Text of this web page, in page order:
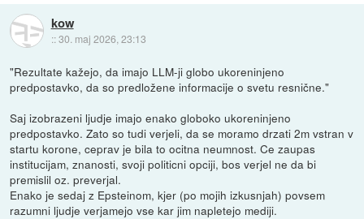
kow
::30. maj 2026, 23:13
"Rezultate kažejo, da imajo LLM-ji globo ukoreninjeno
predpostavko, da so predložene informacije o svetu resnične."
Saj izobrazeni ljudje imajo enako globoko ukoreninjeno
predpostavko. Zato so tudi verjeli, da se moramo drzati 2m vstran v
startu korone, ceprav je bila to ocitna neumnost. Ce zaupas
institucijam, znanosti, svoji politicni opciji, bos verjel ne da bi
premislil oz. preverjal.
Enako je sedaj z Epsteinom, kjer (po mojih izkusnjah) povsem
razumni ljudje verjamejo vse kar jim napletejo mediji.